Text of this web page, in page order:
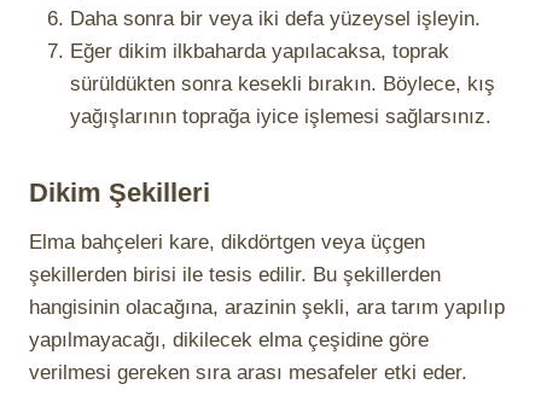
Daha sonra bir veya iki defa yüzeysel işleyin.
Eğer dikim ilkbaharda yapılacaksa, toprak
sürüldükten sonra kesekli bırakın. Böylece, kış
yağışlarının toprağa iyice işlemesi sağlarsınız.
Dikim Şekilleri
Elma bahçeleri kare, dikdörtgen veya üçgen
şekillerden birisi ile tesis edilir. Bu şekillerden
hangisinin olacağına, arazinin şekli, ara tarım yapılıp
yapılmayacağı, dikilecek elma çeşidine göre
verilmesi gereken sıra arası mesafeler etki eder.